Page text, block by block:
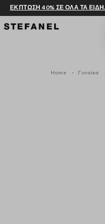
ΜΕΤΆΒΑΣΗ ΣΤΟ ΚΎΡΙΟ
ΕΚΠΤΩΣΗ 40% ΣΕ ΟΛΑ ΤΑ
Home Γυναίκα